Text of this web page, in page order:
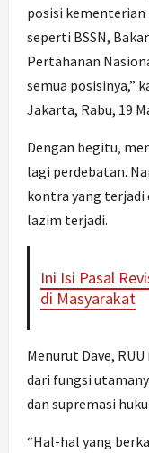
posisi
seperti BSSN,
Pertahanan
semua posisinya,”
Jakarta, Rabu, 19
Dengan begitu,
lagi perdebatan.
kontra yang terjadi
lazim terjadi.
Ini Isi Pasal
di Masyarakat
Menurut Dave,
dari fungsi
dan supremasi
“Hal-hal yang